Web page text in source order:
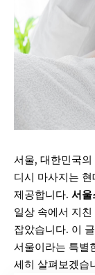
서울, 대한민국
디시 마사지는
제공합니다. 서울
일상 속에서 지
잡았습니다. 이
서울이라는 특별
세히 살펴보겠습